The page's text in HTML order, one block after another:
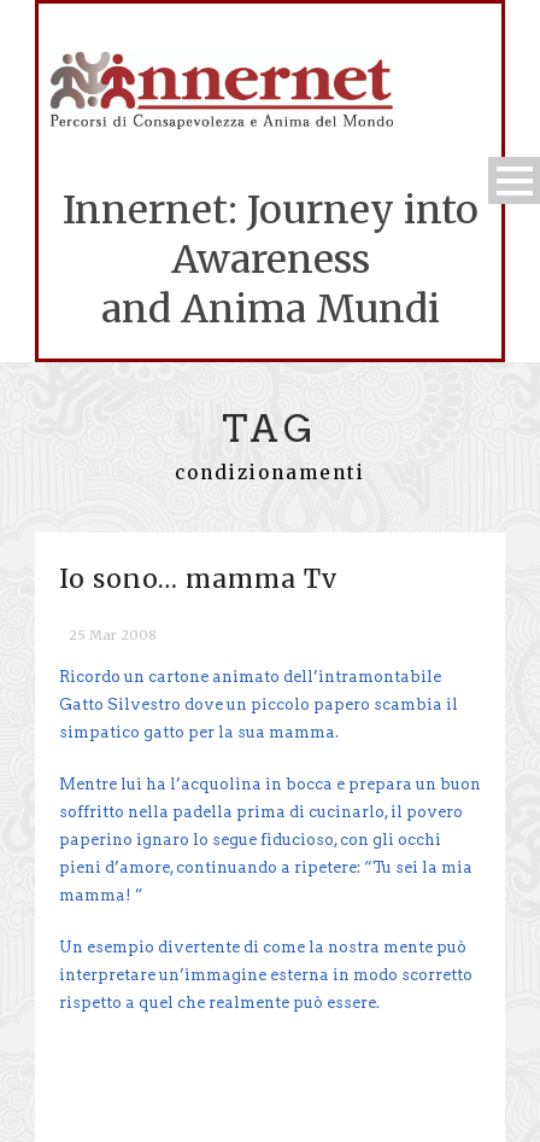
Innernet: Journey into
Awareness
and Anima Mundi
TAG
condizionamenti
Io sono… mamma Tv
25 Mar 2008
Ricordo un cartone animato dell’intramontabile
Gatto Silvestro dove un piccolo papero scambia il
simpatico gatto per la sua mamma.
Mentre lui ha l’acquolina in bocca e prepara un buon
soffritto nella padella prima di cucinarlo, il povero
paperino ignaro lo segue fiducioso, con gli occhi
pieni d’amore, continuando a ripetere: “Tu sei la mia
mamma! ”
Un esempio divertente di come la nostra mente può
interpretare un’immagine esterna in modo scorretto
rispetto a quel che realmente può essere.